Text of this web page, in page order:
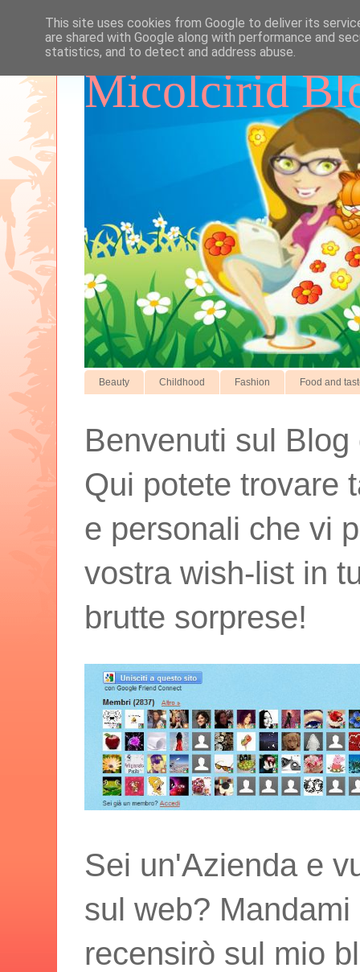
Micolcirid
Beauty Childhood Fashion Food and
Benvenuti sul
Qui potete trovare
e personali che vi
vostra wish-list in
brutte sorprese!
Sei un'Azienda e
sul web?
recensirò sul mio
This site uses cookies from Google to deliver its
are shared with Google along with performance and
statistics, and to detect and address abuse.